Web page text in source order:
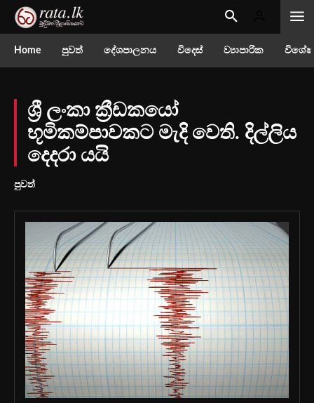
Home පුවත් දේශපාලනය විදෙස් ව්‍යාපාරික
ශ්‍රී ලංකා ක්‍රීඩකයෝ
භූමිකම්පාවකට මැදි වෙති. දිල්ලිය
දෙදරා යයි
පුවත්